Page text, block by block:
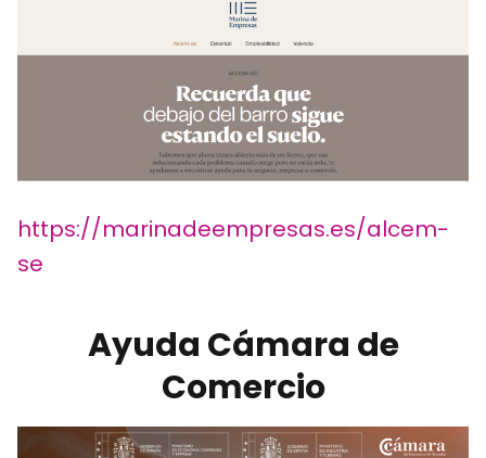
https://marinadeempresas.es/alcem-
se
Ayuda Cámara de
Comercio